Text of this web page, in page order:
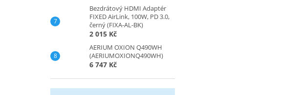
Bezdrátový HDMI Adaptér
FIXED AirLink, 100W, PD 3.0,
černý (FIXA-AL-BK)
2 015 Kč
AERIUM OXION Q490WH
(AERIUMOXIONQ490WH)
6 747 Kč